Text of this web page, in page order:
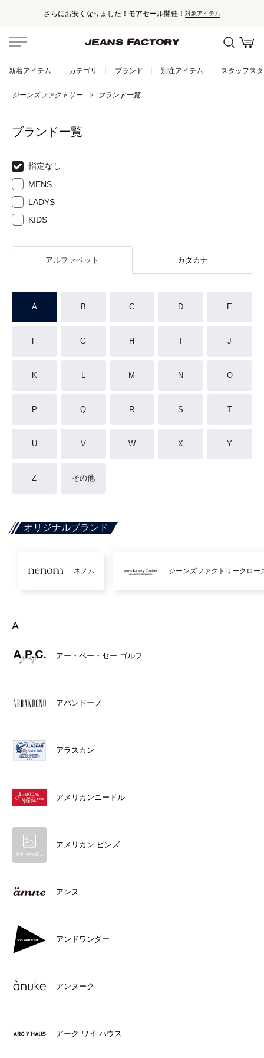
さらにお安くなりました！モアセール開催！ 対象アイテム
新着アイテム カテゴリ ブランド 別注アイテム スタッフス
ジーンズファクトリー ブランド一覧
ブランド一覧
指定なし
MENS
LADYS
KIDS
アルファベット カタカナ
A B C D E
F G H J
K L M N O
P Q R S T
U V W X Y
Z その他
オリジナルブランド
ネノム ジーンズファクトリークロー
A
アー・ペー・セー ゴルフ
アバンドーノ
アラスカン
アメリカンニードル
アメリカン ピンズ
アンヌ
アンドワンダー
アンヌーク
アーク ワイ ハウス